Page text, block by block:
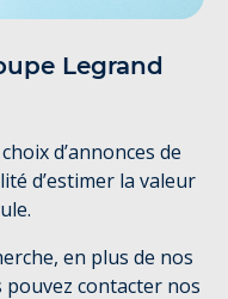
Legrand
d’annonces de
d’estimer la valeur
en plus de nos
pouvez contacter nos